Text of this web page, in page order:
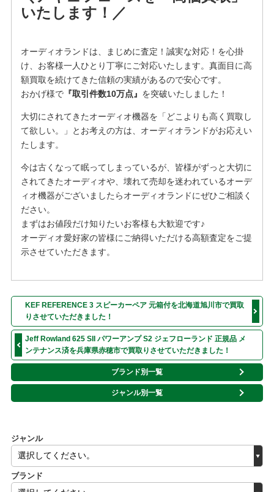
ジャンル
ブランド
いたします！／
オーディオランドは、まじめに査定！誠実な対応！を⼼掛
け、お客様⼀⼈ひとり丁寧にご対応いたします。真面目に高
額買取を続けてきた信頼の実績があるので安心です。
おかげ様で『取引件数10万点』 を突破いたしました！
大切にされてきたオーディオ機器を「どこよりも高く買取し
て欲しい。」とお考えの方は、オーディオランドがお応えい
たします。
今は古くなって眠ってしまっているが、皆様がずっと大切に
されてきたオーディオや、壊れて売却を迷われているオーデ
ィオ機器がございましたらオーディオランドにぜひご相談く
ださい。
まずはお値段だけ知りたいお客様も大歓迎です♪
オーディオ愛好家の皆様にご納得いただける高額査定をご提
示させていただきます。
KEF REFERENCE 3 スピーカーペア 元箱付を北海道旭川市で買取
りさせていただきました！
Jeff Rowland 625 SII パワーアンプ S2 ジェフローランド 正規品 メ
ンテナンス済を兵庫県赤穂市で買取りさせていただきました！
ブランド別一覧
ジャンル別一覧